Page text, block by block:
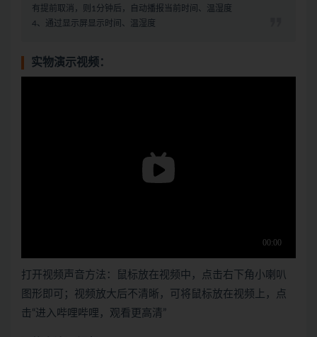
有提前取消，则1分钟后，自动播报当前时间、温湿度
4、通过显示屏显示时间、温湿度
实物演示视频：
打开视频声音方法：鼠标放在视频中，点击右下角小喇叭
图形即可；视频放大后不清晰，可将鼠标放在视频上，点
击“进入哔哩哔哩，观看更高清”